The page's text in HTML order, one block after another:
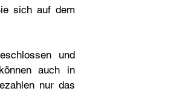
sich auf dem
und
auch in
nur das